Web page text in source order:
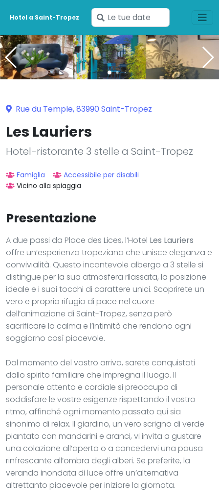
Hotel a Saint-Tropez
Inserisci
le
tue
date
Rue du Temple, 83990 Saint-Tropez
Les Lauriers
Hotel-ristorante 3 stelle a Saint-Tropez
Famiglia
Accessibile per disabili
Vicino alla spiaggia
Presentazione
A due passi da Place des Lices, l’Hotel Les Lauriers
offre un’esperienza tropeziana che unisce eleganza e
convivialità. Questo incantevole albergo a 3 stelle si
distingue per la sua atmosfera rilassata, la posizione
ideale e i suoi tocchi di carattere unici. Scoprirete un
vero e proprio rifugio di pace nel cuore
dell’animazione di Saint-Tropez, senza però
sacrificare la calma e l’intimità che rendono ogni
soggiorno così piacevole.
Dal momento del vostro arrivo, sarete conquistati
dallo spirito familiare che impregna il luogo. Il
personale attento e cordiale si preoccupa di
soddisfare le vostre esigenze rispettando il vostro
ritmo, affinché ogni momento passato qui sia
sinonimo di relax. Il giardino, un vero scrigno di verde
piantato con mandarini e aranci, vi invita a gustare
una colazione all’aperto o a concedervi una pausa
rinfrescante all’ombra degli alberi. Se preferite, la
veranda inondata di luce offre un’alternativa
altrettanto piacevole per iniziare la giornata.